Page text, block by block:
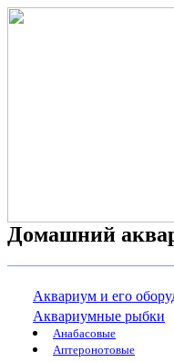
Домашний
Аквариум и его
Аквариумные рыбки
Анабасовые
Аптеронотовые